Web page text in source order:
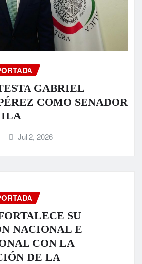
GABRIEL
COMO SENADOR
Jul 2, 2026
SU
NACIONAL E
CON LA
DE LA